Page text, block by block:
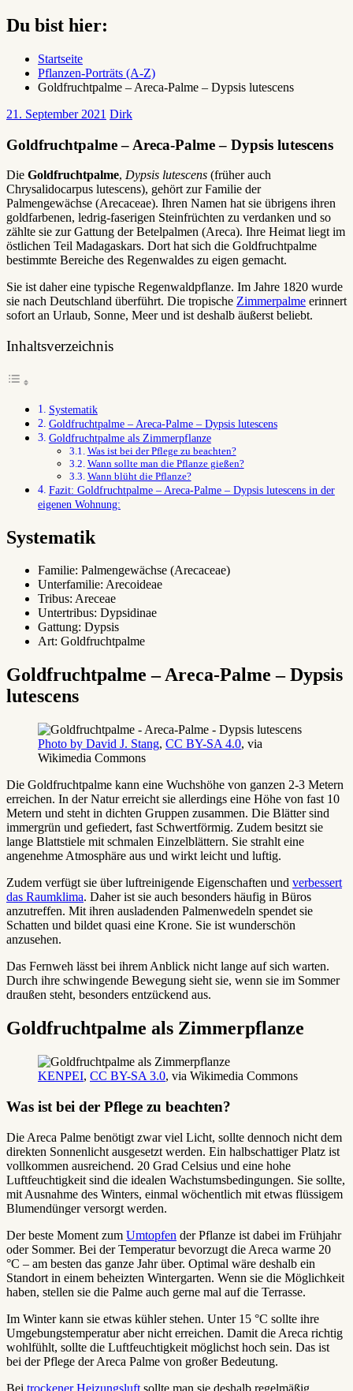
Du bist hier:
Startseite
Pflanzen-Porträts (A-Z)
Goldfruchtpalme – Areca-Palme – Dypsis lutescens
21. September 2021 Dirk
Goldfruchtpalme – Areca-Palme – Dypsis lutescens
Die Goldfruchtpalme, Dypsis lutescens (früher auch
Chrysalidocarpus lutescens), gehört zur Familie der
Palmengewächse (Arecaceae). Ihren Namen hat sie übrigens ihren
goldfarbenen, ledrig-faserigen Steinfrüchten zu verdanken und so
zählte sie zur Gattung der Betelpalmen (Areca). Ihre Heimat liegt im
östlichen Teil Madagaskars. Dort hat sich die Goldfruchtpalme
bestimmte Bereiche des Regenwaldes zu eigen gemacht.
Sie ist daher eine typische Regenwaldpflanze. Im Jahre 1820 wurde
sie nach Deutschland überführt. Die tropische Zimmerpalme erinnert
sofort an Urlaub, Sonne, Meer und ist deshalb äußerst beliebt.
Inhaltsverzeichnis
Systematik
Goldfruchtpalme – Areca-Palme – Dypsis lutescens
Goldfruchtpalme als Zimmerpflanze
Was ist bei der Pflege zu beachten?
Wann sollte man die Pflanze gießen?
Wann blüht die Pflanze?
Fazit: Goldfruchtpalme – Areca-Palme – Dypsis lutescens in der
eigenen Wohnung:
Systematik
Familie: Palmengewächse (Arecaceae)
Unterfamilie: Arecoideae
Tribus: Areceae
Untertribus: Dypsidinae
Gattung: Dypsis
Art: Goldfruchtpalme
Goldfruchtpalme – Areca-Palme – Dypsis
lutescens
Photo by David J. Stang, CC BY-SA 4.0, via
Wikimedia Commons
Die Goldfruchtpalme kann eine Wuchshöhe von ganzen 2-3 Metern
erreichen. In der Natur erreicht sie allerdings eine Höhe von fast 10
Metern und steht in dichten Gruppen zusammen. Die Blätter sind
immergrün und gefiedert, fast Schwertförmig. Zudem besitzt sie
lange Blattstiele mit schmalen Einzelblättern. Sie strahlt eine
angenehme Atmosphäre aus und wirkt leicht und luftig.
Zudem verfügt sie über luftreinigende Eigenschaften und verbessert
das Raumklima. Daher ist sie auch besonders häufig in Büros
anzutreffen. Mit ihren ausladenden Palmenwedeln spendet sie
Schatten und bildet quasi eine Krone. Sie ist wunderschön
anzusehen.
Das Fernweh lässt bei ihrem Anblick nicht lange auf sich warten.
Durch ihre schwingende Bewegung sieht sie, wenn sie im Sommer
draußen steht, besonders entzückend aus.
Goldfruchtpalme als Zimmerpflanze
KENPEI, CC BY-SA 3.0, via Wikimedia Commons
Was ist bei der Pflege zu beachten?
Die Areca Palme benötigt zwar viel Licht, sollte dennoch nicht dem
direkten Sonnenlicht ausgesetzt werden. Ein halbschattiger Platz ist
vollkommen ausreichend. 20 Grad Celsius und eine hohe
Luftfeuchtigkeit sind die idealen Wachstumsbedingungen. Sie sollte,
mit Ausnahme des Winters, einmal wöchentlich mit etwas flüssigem
Blumendünger versorgt werden.
Der beste Moment zum Umtopfen der Pflanze ist dabei im Frühjahr
oder Sommer. Bei der Temperatur bevorzugt die Areca warme 20
°C – am besten das ganze Jahr über. Optimal wäre deshalb ein
Standort in einem beheizten Wintergarten. Wenn sie die Möglichkeit
haben, stellen sie die Palme auch gerne mal auf die Terrasse.
Im Winter kann sie etwas kühler stehen. Unter 15 °C sollte ihre
Umgebungstemperatur aber nicht erreichen. Damit die Areca richtig
wohlfühlt, sollte die Luftfeuchtigkeit möglichst hoch sein. Das ist
bei der Pflege der Areca Palme von großer Bedeutung.
Bei trockener Heizungsluft sollte man sie deshalb regelmäßig